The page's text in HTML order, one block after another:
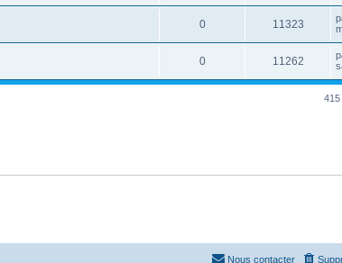
0 11323
0 11262
415
Nous contacter